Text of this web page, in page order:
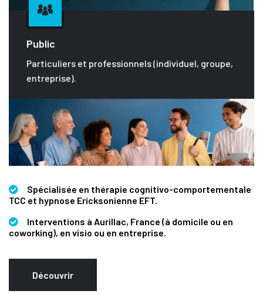
Public
Particuliers et professionnels (individuel, groupe,
entreprise).
Spécialisée en thérapie cognitivo-comportementale
TCC et hypnose Ericksonienne EFT.
Interventions à Aurillac, France (à domicile ou en
coworking), en visio ou en entreprise.
Découvrir